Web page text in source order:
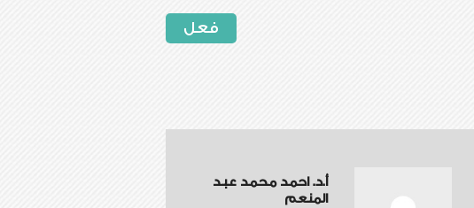
فعل
أ.د. احمد محمد عبد
المنعم